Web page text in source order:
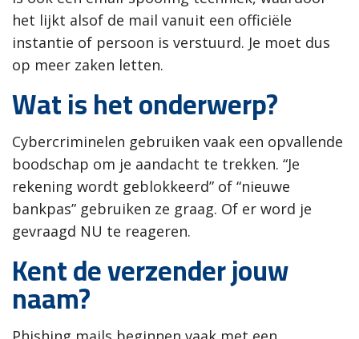
het lijkt alsof de mail vanuit een officiële
instantie of persoon is verstuurd. Je moet dus
op meer zaken letten.
Wat is het onderwerp?
Cybercriminelen gebruiken vaak een opvallende
boodschap om je aandacht te trekken. “Je
rekening wordt geblokkeerd” of “nieuwe
bankpas” gebruiken ze graag. Of er word je
gevraagd NU te reageren.
Kent de verzender jouw
naam?